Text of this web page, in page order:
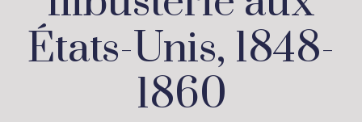
États-Unis, 1848-
1860